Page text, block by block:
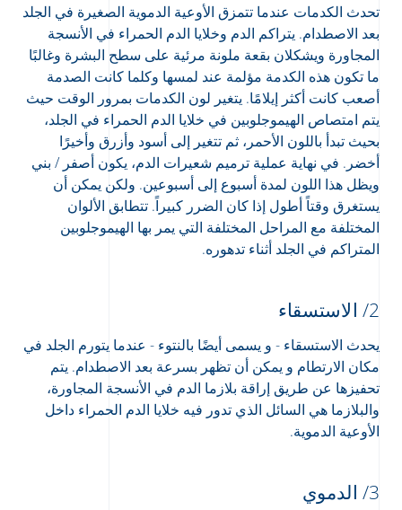
تحدث الكدمات عندما تتمزق الأوعية الدموية الصغيرة في الجلد
بعد الاصطدام. يتراكم الدم وخلايا الدم الحمراء في الأنسجة
المجاورة ويشكلان بقعة ملونة مرئية على سطح البشرة وغالبًا
ما تكون هذه الكدمة مؤلمة عند لمسها وكلما كانت الصدمة
أصعب كانت أكثر إيلامًا. يتغير لون الكدمات بمرور الوقت حيث
يتم امتصاص الهيموجلوبين في خلايا الدم الحمراء في الجلد،
بحيث تبدأ باللون الأحمر، ثم تتغير إلى أسود وأزرق وأخيرًا
أخضر. في نهاية عملية ترميم شعيرات الدم، يكون أصفر / بني
ويظل هذا اللون لمدة أسبوع إلى أسبوعين. ولكن يمكن أن
يستغرق وقتاً أطول إذا كان الضرر كبيراً. تتطابق الألوان
المختلفة مع المراحل المختلفة التي يمر بها الهيموجلوبين
المتراكم في الجلد أثناء تدهوره.
2/ الاستسقاء
يحدث الاستسقاء - و يسمى أيضًا بالنتوء - عندما يتورم الجلد في
مكان الارتطام و يمكن أن تظهر بسرعة بعد الاصطدام. يتم
تحفيزها عن طريق إراقة بلازما الدم في الأنسجة المجاورة،
والبلازما هي السائل الذي تدور فيه خلايا الدم الحمراء داخل
الأوعية الدموية.
3/ الدموي